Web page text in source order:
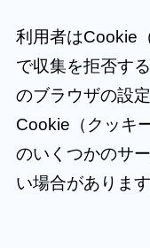
利用者はCookie
で収集を拒否す
のブラウザの設
Cookie（クッキ
のいくつかのサ
い場合があります